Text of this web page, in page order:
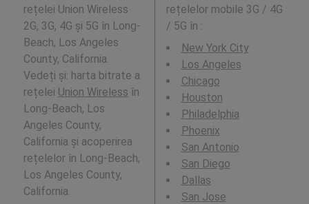
rețelei Union Wireless
2G, 3G, 4G și 5G în Long-
Beach, Los Angeles
County, California.
Vedeți și: harta bitrate a
rețelei Union Wireless în
Long-Beach, Los
Angeles County,
California și acoperirea
rețelelor în Long-Beach,
Los Angeles County,
California.
rețelelor mobile 3G / 4G
/ 5G în :
New York City
Los Angeles
Chicago
Houston
Philadelphia
Phoenix
San Antonio
San Diego
Dallas
San Jose